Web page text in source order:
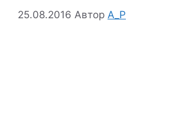
25.08.2016 Автор A_P